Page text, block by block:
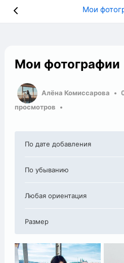
Мои
Мои фотографии
Алёна Комиссарова
просмотров
По дате добавления
По убыванию
Любая ориентация
Размер